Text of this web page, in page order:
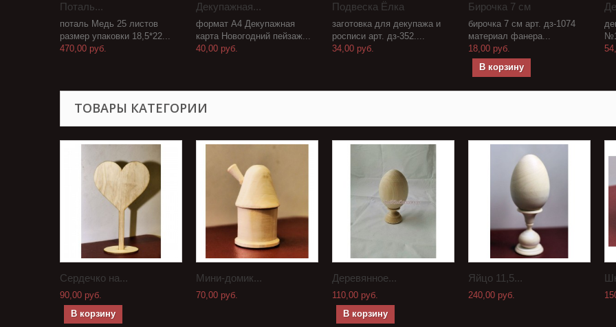
Поталь...
поталь Медь 25 листов
размер упаковки 18,5*22...
470,00 руб.
Декупажная...
формат А4 Декупажная
карта Новогодний пейзаж...
40,00 руб.
Подвеска Ёлка
заготовка для декупажа и
росписи арт. дз-352....
34,00 руб.
Бирочка 7 см
бирочка 7 см арт. дз-1074
материал фанера...
18,00 руб.
В корзину
ТОВАРЫ КАТЕГОРИИ
Сердечко на...
90,00 руб.
В корзину
Мини-домик...
70,00 руб.
Деревянное...
110,00 руб.
В корзину
Яйцо 11,5...
240,00 руб.